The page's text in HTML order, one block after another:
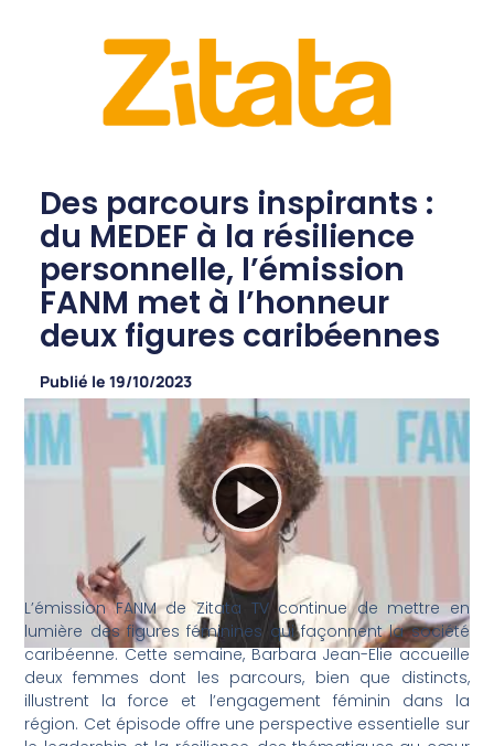
Des parcours inspirants :
du MEDEF à la résilience
personnelle, l’émission
FANM met à l’honneur
deux figures caribéennes
Publié le 19/10/2023
L’émission FANM de Zitata TV continue de mettre en
lumière des figures féminines qui façonnent la société
caribéenne. Cette semaine, Barbara Jean-Elie accueille
deux femmes dont les parcours, bien que distincts,
illustrent la force et l’engagement féminin dans la
région. Cet épisode offre une perspective essentielle sur